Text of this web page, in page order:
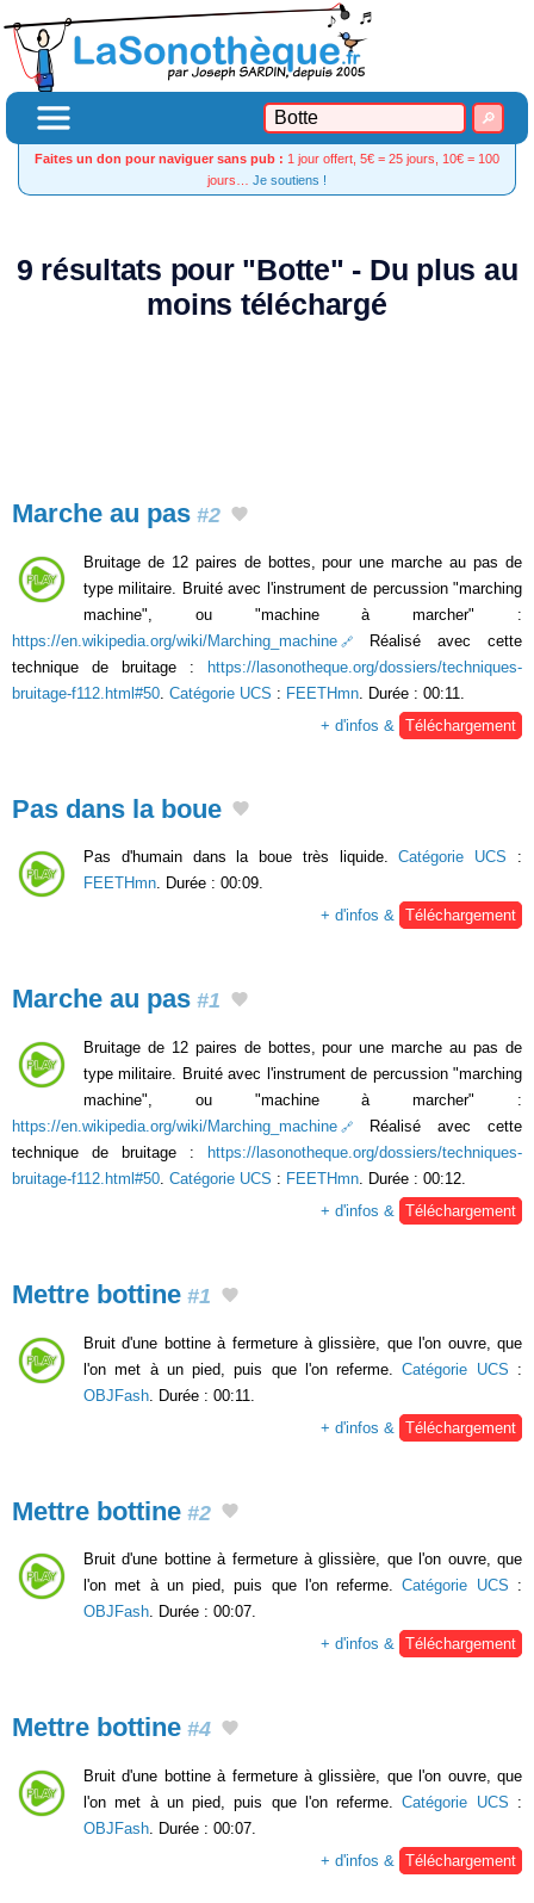
Faites un don pour naviguer sans pub : 1 jour offert, 5€ = 25 jours, 10€ = 100
jours… Je soutiens !
9 résultats pour "Botte" - Du plus au
moins téléchargé
Marche au pas #2
Bruitage de 12 paires de bottes, pour une marche au pas de
type militaire. Bruité avec l'instrument de percussion "marching
machine", ou "machine à marcher" :
https://en.wikipedia.org/wiki/Marching_machine
Réalisé avec cette
technique de bruitage : https://lasonotheque.org/dossiers/techniques-
bruitage-f112.html#50 Catégorie UCS : FEETHmn . Durée : 00:11.
+ d'infos &
Téléchargement
Pas dans la boue
Pas d'humain dans la boue très liquide.Catégorie UCS :
FEETHmn. Durée : 00:09.
+ d'infos & Téléchargement
Marche au pas #1
Bruitage de 12 paires de bottes, pour une marche au pas de
type militaire. Bruité avec l'instrument de percussion "marching
machine", ou "machine à marcher" :
https://en.wikipedia.org/wiki/Marching_machine
Réalisé avec cette
technique de bruitage :
https://lasonotheque.org/dossiers/techniques-
bruitage-f112.html#50 Catégorie UCS : FEETHmn . Durée : 00:12.
+ d'infos &
Téléchargement
Mettre bottine #1
Bruit d'une bottine à fermeture à glissière, que l'on ouvre, que
l'on met à un pied, puis que l'on referme.Catégorie UCS :
OBJFash . Durée : 00:11.
+ d'infos &
Téléchargement
Mettre bottine #2
Bruit d'une bottine à fermeture à glissière, que l'on ouvre, que
l'on met à un pied, puis que l'on referme.Catégorie UCS :
OBJFash. Durée : 00:07.
+ d'infos & Téléchargement
Mettre bottine #4
Bruit d'une bottine à fermeture à glissière, que l'on ouvre, que
l'on met à un pied, puis que l'on referme.Catégorie UCS :
OBJFash . Durée : 00:07.
+ d'infos &
Téléchargement